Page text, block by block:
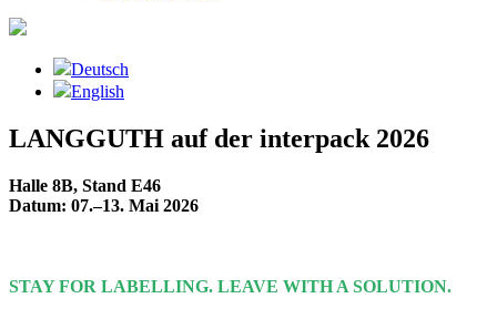
Deutsch
English
LANGGUTH auf der interpack 2026
Halle 8B, Stand E46
Datum: 07.–13. Mai 2026
STAY FOR LABELLING. LEAVE WITH A SOLUTION.